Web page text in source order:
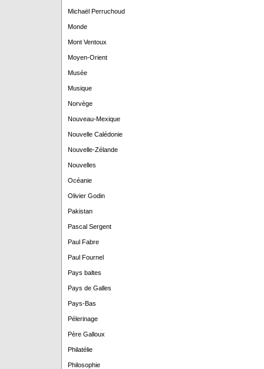
Michaël Perruchoud
Monde
Mont Ventoux
Moyen-Orient
Musée
Musique
Norvège
Nouveau-Mexique
Nouvelle Calédonie
Nouvelle-Zélande
Nouvelles
Océanie
Olivier Godin
Pakistan
Pascal Sergent
Paul Fabre
Paul Fournel
Pays baltes
Pays de Galles
Pays-Bas
Pélerinage
Père Galloux
Philatélie
Philosophie